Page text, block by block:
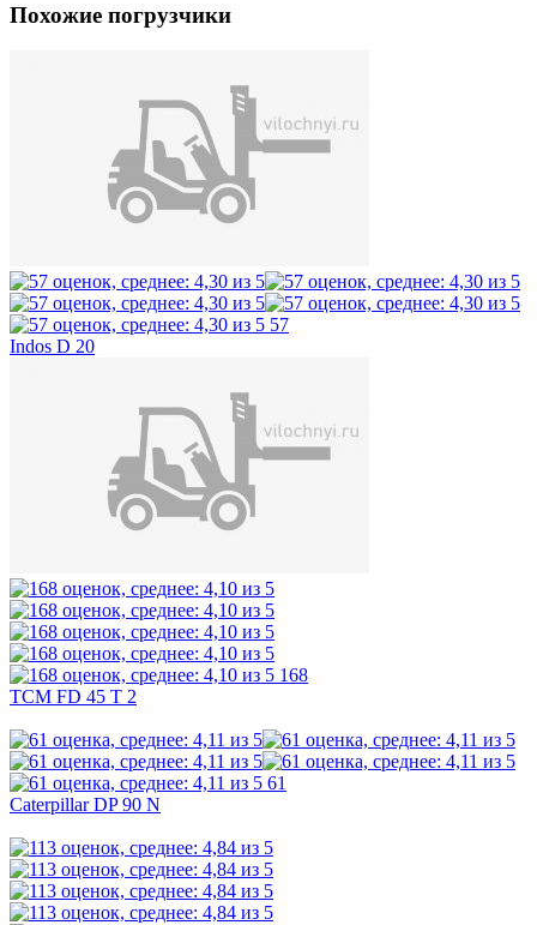
Похожие погрузчики
57
Indos D 20
168
TCM FD 45 T 2
61
Caterpillar DP 90 N